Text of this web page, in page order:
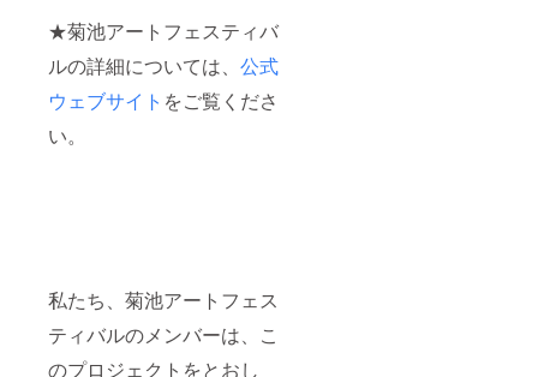
★菊池アートフェスティバ
ルの詳細については、 公式
ウェブサイト をご覧くださ
い。
私たち、菊池アートフェス
ティバルのメンバーは、こ
のプロジェクトをとおし